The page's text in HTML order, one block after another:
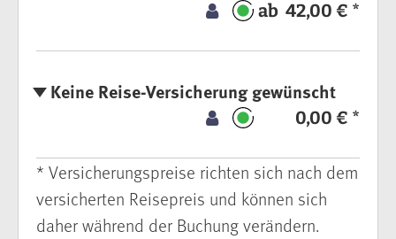
ab 42,00 € *
Keine Reise-Versicherung gewünscht
0,00 € *
* Versicherungspreise richten sich nach dem
versicherten Reisepreis und können sich
daher während der Buchung verändern.